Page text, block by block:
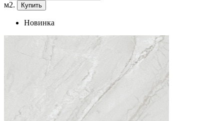
м2.
Купить
Новинка